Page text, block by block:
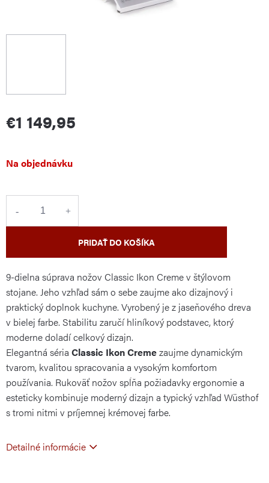
€1 149,95
Jednotková
cena:
Na objednávku
PRIDAŤ DO KOŠÍKA
9-dielna súprava nožov Classic Ikon Creme v štýlovom
stojane. Jeho vzhľad sámo sebe zaujme ako dizajnový i
praktický doplnok kuchyne. Vyrobený je z jaseňového dreva
v bielej farbe. Stabilitu zaručí hliníkový podstavec, ktorý
moderne doladí celkový dizajn.
Elegantná séria Classic Ikon Cremezaujme dynamickým
tvarom, kvalitou spracovania a vysokým komfortom
používania. Rukoväť nožov spĺňa požiadavky ergonomie a
esteticky kombinuje moderný dizajn a typický vzhľad Wüsthof
s tromi nitmi v príjemnej krémovej farbe.
Detailné informácie